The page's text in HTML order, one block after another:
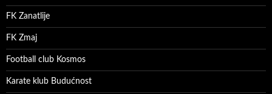
FK Zanatlije
FK Zmaj
Football club Kosmos
Karate klub Budućnost